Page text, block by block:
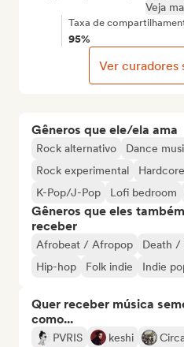
Gêneros que ele/ela ama
Rock alternativo Dance
Rock experimental
Hardcore
K-Pop/J-Pop
Lofi bedroom
Gêneros que eles
receber
Afrobeat / Afropop Death /
Hip-hop
Folk indie Indie
Quer receber música
como...
PVRIS keshi
Veja
Taxa de
95%
Ver curadores